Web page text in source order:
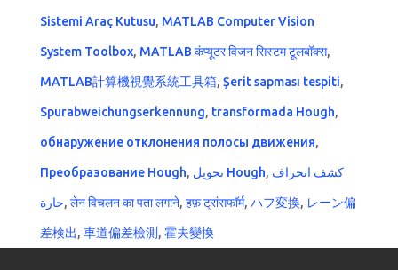
Sistemi Araç Kutusu, MATLAB Computer Vision
System Toolbox, MATLAB कंप्यूटर विजन सिस्टम टूलबॉक्स,
MATLAB計算機視覺系統工具箱, Şerit sapması tespiti,
Spurabweichungserkennung, transformada Hough,
обнаружение отклонения полосы движения,
Преобразование Hough, تحويل Hough, كشف انحراف
حارة, लेन विचलन का पता लगाने, हफ़ ट्रांसफॉर्म, ハフ変換, レーン偏
差検出, 車道偏差檢測 , 霍夫變換